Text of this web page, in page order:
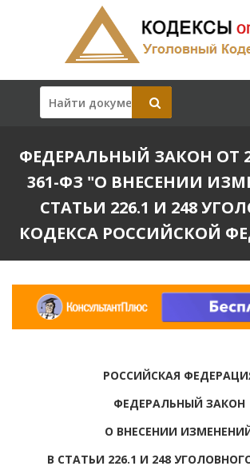
ФЕДЕРАЛЬНЫЙ ЗАКОН ОТ
361-ФЗ "О ВНЕСЕНИИ
СТАТЬИ 226.1 И 248
КОДЕКСА РОССИЙСКОЙ
РОССИЙСКАЯ
ФЕДЕРАЛЬНЫЙ ЗАКОН
О ВНЕСЕНИИ
В СТАТЬИ 226.1 И 248